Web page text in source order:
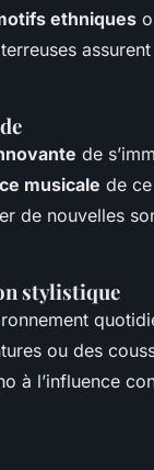
ethniques
de
musicale de
de nouvelles
stylistique
ou des
à l’influence